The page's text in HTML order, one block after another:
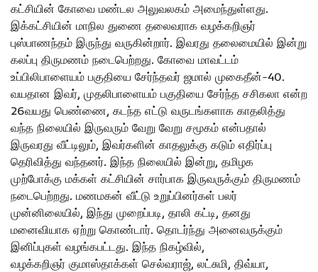
கட்சியின் கோவை மண்டல அலுவலகம் அமைந்துள்ளது.
இக்கட்சியின் மாநில துணை தலைவராக வழக்கறிஞர்
புஸ்பாணந்தம் இருந்து வருகின்றார். இவரது தலைமையில் இன்று
கலப்பு திருமணம் நடைபெற்றது. கோவை மாவட்டம்
உப்பிலிபாளையம் பகுதியை சேர்ந்தவர் ஜமால் முகைதீன்-40.
வயதான இவர், முதலிபாளையம் பகுதியை சேர்ந்த சசிகலா என்ற
26வயது பெண்ணை, கடந்த எட்டு வருடங்களாக காதலித்து
வந்த நிலையில் இருவரும் வேறு வேறு சமூகம் என்பதால்
இருவரது வீட்டிலும், இவர்களின் காதலுக்கு கடும் எதிர்ப்பு
தெரிவித்து வந்தனர். இந்த நிலையில் இன்று, தமிழக
முற்போக்கு மக்கள் கட்சியின் சார்பாக இருவருக்கும் திருமணம்
நடைபெற்றது. மணமகன் வீட்டு உறுப்பினர்கள் பலர்
முன்னிலையில், இந்து முறைப்படி, தாலி கட்டி, தனது
மனைவியாக ஏற்று கொண்டார். தொடர்ந்து அனைவருக்கும்
இனிப்புகள் வழங்கபட்டது. இந்த நிகழ்வில்,
வழக்கறிஞர் குமாஸ்தாக்கள் செல்வராஜ், லட்சுமி, திவ்யா,